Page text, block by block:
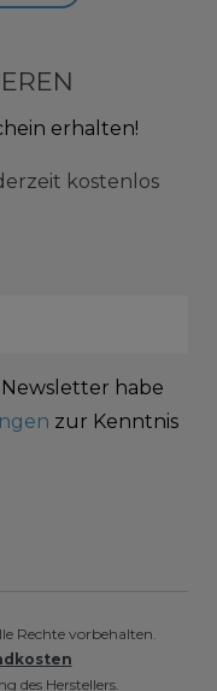
erhalten!
kostenlos
habe
zur Kenntnis
Rechte vorbehalten.
des Herstellers.